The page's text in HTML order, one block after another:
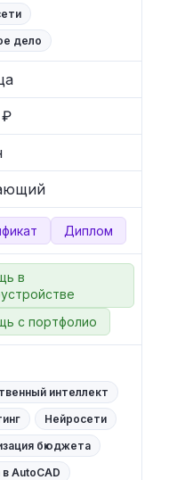
дело
Диплом
в
с портфолио
интеллект
Нейросети
бюджета
AutoCAD